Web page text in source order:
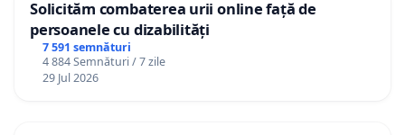
Solicităm combaterea urii online față de
persoanele cu dizabilități
7 591 semnături
4 884 Semnături / 7 zile
29 Jul 2026